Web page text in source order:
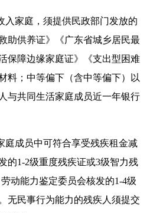
家庭，须提供民政部门发放的
助供养证》《广东省城乡居民最
保障边缘家庭证》《支出型困难
料；中等偏下（含中等偏下）以
与共同生活家庭成员近一年银行
成员中可符合享受残疾租金减
的1-2级重度残疾证或3级智力残
动能力鉴定委员会核发的1-4级
无民事行为能力的残疾人须提交